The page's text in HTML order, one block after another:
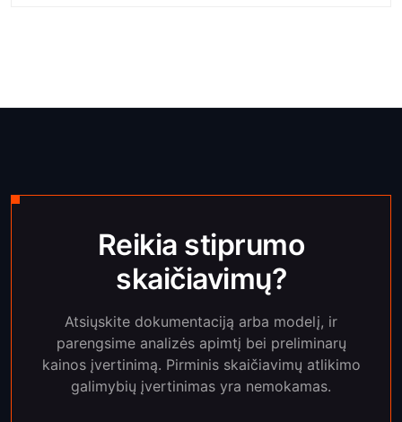
Reikia stiprumo
skaičiavimų?
Atsiųskite dokumentaciją arba modelį, ir
parengsime analizės apimtį bei preliminarų
kainos įvertinimą. Pirminis skaičiavimų atlikimo
galimybių įvertinimas yra nemokamas.